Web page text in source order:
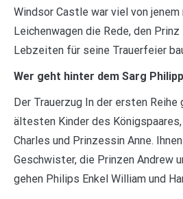
Windsor Castle war viel von
Leichenwagen die Rede, den
Lebzeiten für seine Trauerfeier
Wer geht hinter dem Sarg
Der Trauerzug In der ersten Reihe
ältesten Kinder des
Charles und Prinzessin Anne.
Geschwister, die Prinzen Andrew
gehen Philips Enkel William und